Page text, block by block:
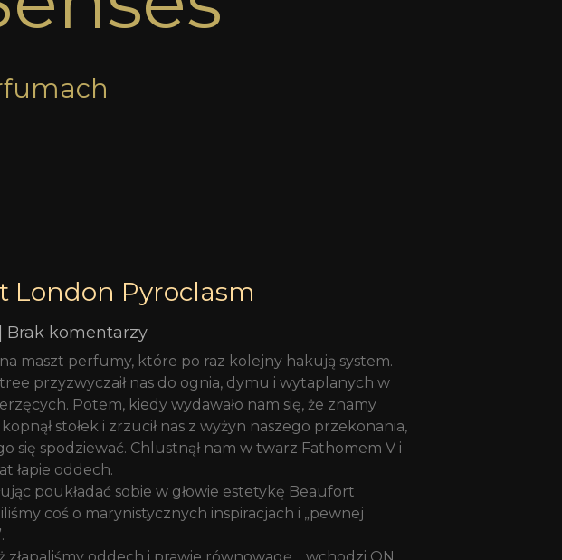
London Pyroclasm
Brak komentarzy
maszt perfumy, które po raz kolejny hakują system.
przyzwyczaił nas do ognia, dymu i wytaplanych w
Potem, kiedy wydawało nam się, że znamy
stołek i zrzucił nas z wyżyn naszego przekonania,
się spodziewać. Chlustnął nam w twarz Fathomem V i
łapie oddech.
poukładać sobie w głowie estetykę Beaufort
coś o marynistycznych inspiracjach i „pewnej